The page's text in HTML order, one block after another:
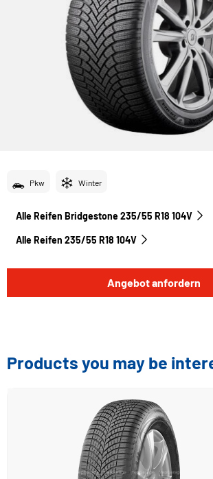
Pkw Winter
Alle Reifen Bridgestone 235/55 R18 104V
Alle Reifen‎ 235/55 R18 104V
Angebot anfordern
Products you may be